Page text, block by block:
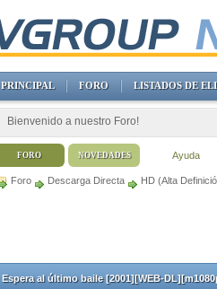
Foro Descarga Directa HD (Alta
Espera al último baile [2001][WEB-
PRINCIPAL FORO LISTADOS DE
Bienvenido a nuestro Foro!
FORO Ayuda
NOVEDADES